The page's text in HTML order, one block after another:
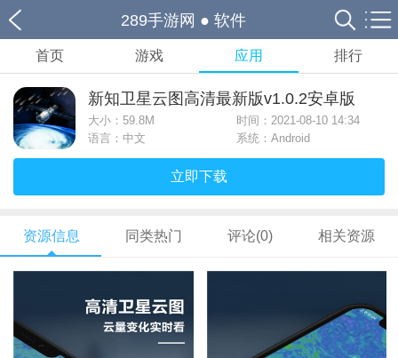
289手游网 ● 软件
首页 游戏 应用 排行
新知卫星云图高清最新版v1.0.2安卓版
大小： 59.8M
时间：2021-08-10 14:34
语言：中文
系统：Android
立即下载
资源信息 同类热门 评论(0) 相关资源